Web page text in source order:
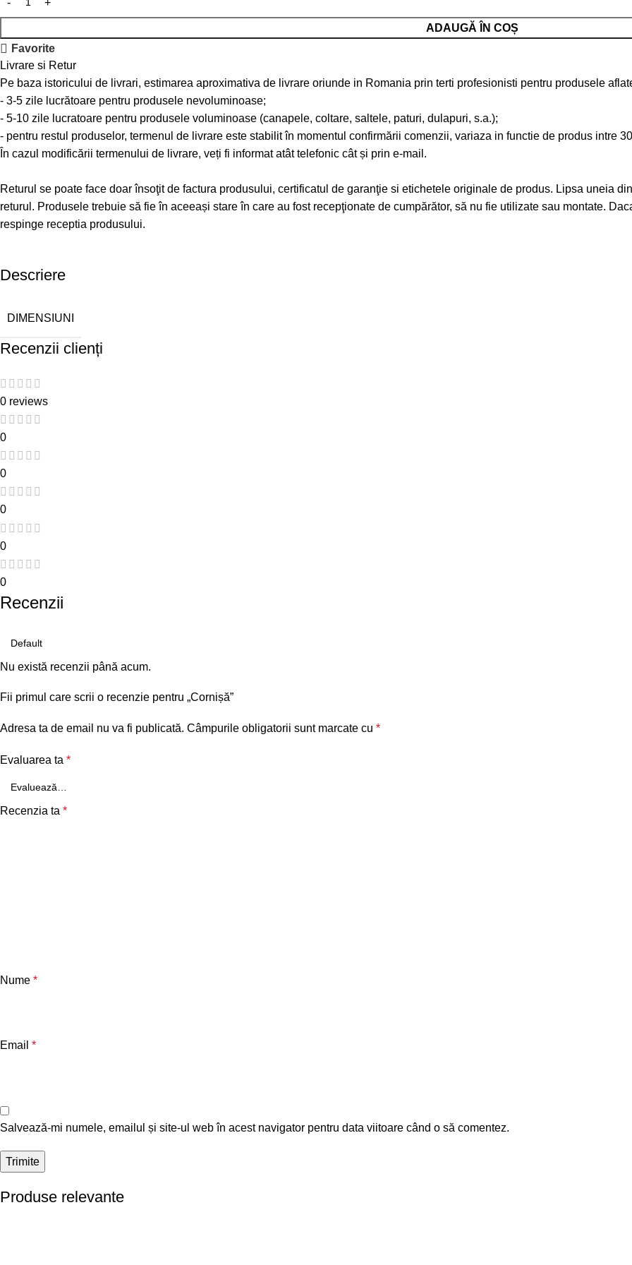
ADAUGĂ ÎN COȘ
Favorite
Livrare si Retur
Pe baza istoricului de livrari, estimarea aproximativa de livrare oriunde in Romania prin terti profesionisti pentru produsele
- 3-5 zile lucrătoare pentru produsele nevoluminoase;
- 5-10 zile lucratoare pentru produsele voluminoase (canapele, coltare, saltele, paturi, dulapuri, s.a.);
- pentru restul produselor, termenul de livrare este stabilit în momentul confirmării comenzii, variaza in functie de produs intre
În cazul modificării termenului de livrare, veți fi informat atât telefonic cât și prin e-mail.
Returul se poate face doar însoţit de factura produsului, certificatul de garanţie si etichetele originale de produs. Lipsa uneia
returul. Produsele trebuie să fie în aceeași stare în care au fost recepţionate de cumpărător, să nu fie utilizate sau montate.
respinge receptia produsului.
Descriere
DIMENSIUNI
Recenzii clienți
0 reviews
0
0
0
0
0
Recenzii
Nu există recenzii până acum.
Fii primul care scrii o recenzie pentru „Cornișă”
Adresa ta de email nu va fi publicată. Câmpurile obligatorii sunt marcate cu *
Evaluarea ta *
Recenzia ta *
Nume *
Email *
Salvează-mi numele, emailul și site-ul web în acest navigator pentru data viitoare când o să comentez.
Produse relevante